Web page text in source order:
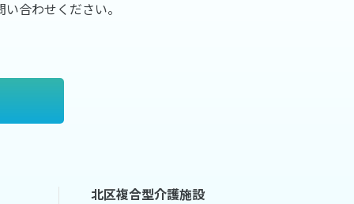
合わせください。
北区複合型介護施設